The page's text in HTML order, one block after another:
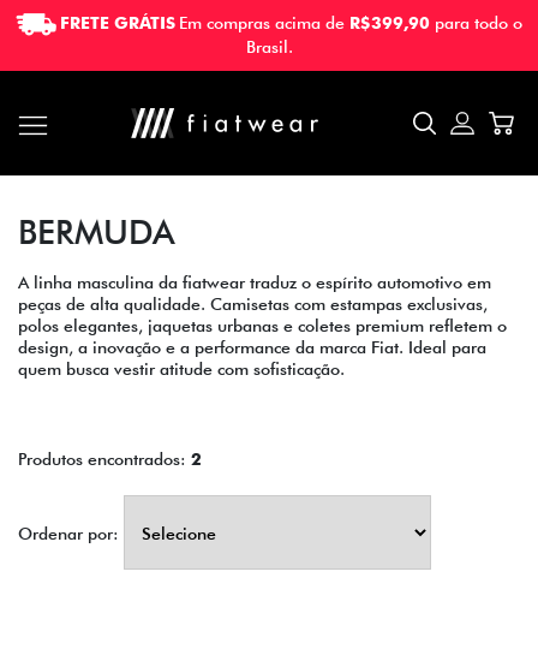
FRETE GRÁTIS Em compras acima de R$399,90 para todo o
Brasil.
FRETE GRÁTIS Em compras acima de R$399,90 para todo o
Brasil.
BERMUDA
A linha masculina da fiatwear traduz o espírito automotivo em
peças de alta qualidade. Camisetas com estampas exclusivas,
polos elegantes, jaquetas urbanas e coletes premium refletem o
design, a inovação e a performance da marca Fiat. Ideal para
quem busca vestir atitude com sofisticação.
Produtos encontrados: 2
Ordenar por: